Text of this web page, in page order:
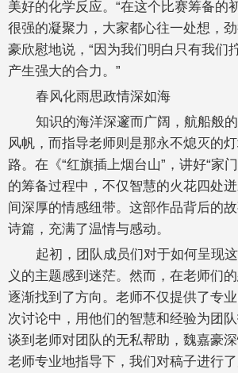
美好的化学反应。“在这个比赛筹备的
很强的凝聚力，大家都心往一处想，
豪欣慰地说，“因为我们明白只有我们
产生强大的合力。”
春风化雨思政情深如海
知识的海洋深邃而广阔，航船般
风帆，而指导老师则是那永不熄灭的
路。在《“红旗插上烟台山”，讲好“家
的筹备过程中，不仅智慧的火花四处
间深厚的情感纽带。这部作品背后的
诗篇，充满了温情与感动。
起初，团队成员们对于如何呈现
义的主题感到迷茫。然而，在老师们
逐渐找到了方向。老师不仅提供了专
次讨论中，用他们的智慧和经验为团队
谈到老师对团队的无私帮助，魏嘉豪
老师专业地指导下，我们对稿子进行